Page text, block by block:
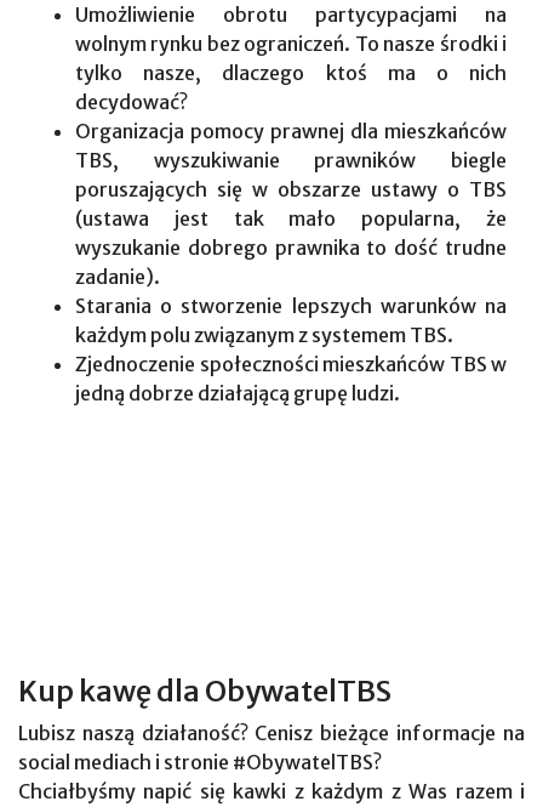
Umożliwienie obrotu partycypacjami na
wolnym rynku bez ograniczeń. To nasze środki i
tylko nasze, dlaczego ktoś ma o nich
decydować?
Organizacja pomocy prawnej dla mieszkańców
TBS, wyszukiwanie prawników biegle
poruszających się w obszarze ustawy o TBS
(ustawa jest tak mało popularna, że
wyszukanie dobrego prawnika to dość trudne
zadanie).
Starania o stworzenie lepszych warunków na
każdym polu związanym z systemem TBS.
Zjednoczenie społeczności mieszkańców TBS w
jedną dobrze działającą grupę ludzi.
Kup kawę dla ObywatelTBS
Lubisz naszą działaność? Cenisz bieżące informacje na
social mediach i stronie #ObywatelTBS?
Chciałbyśmy napić się kawki z każdym z Was razem i